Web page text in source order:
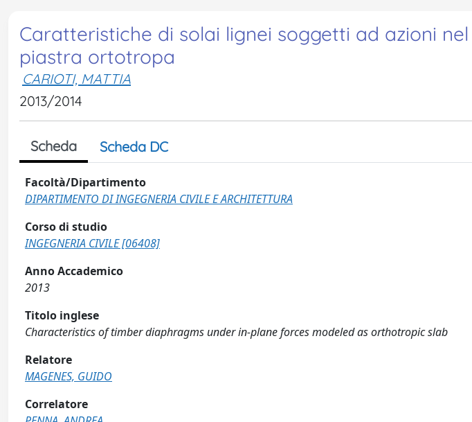
Caratteristiche di solai lignei soggetti ad azioni
piastra ortotropa
CARIOTI, MATTIA
2013/2014
Scheda Scheda DC
Facoltà/Dipartimento
DIPARTIMENTO DI INGEGNERIA CIVILE E ARCHITETTURA
Corso di studio
INGEGNERIA CIVILE [06408]
Anno Accademico
2013
Titolo inglese
Characteristics of timber diaphragms under in-plane forces modeled as orthotropic slab
Relatore
MAGENES, GUIDO
Correlatore